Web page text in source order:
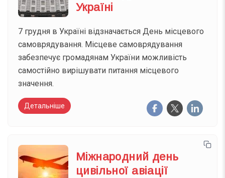
Україні
7 грудня в Україні відзначається День місцевого
самоврядування. Місцеве самоврядування
забезпечує громадянам України можливість
самостійно вирішувати питання місцевого
значення.
Детальніше
Міжнародний день
цивільної авіації